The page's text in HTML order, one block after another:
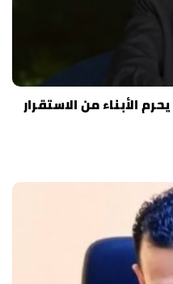
الأبناء من الاستقرار